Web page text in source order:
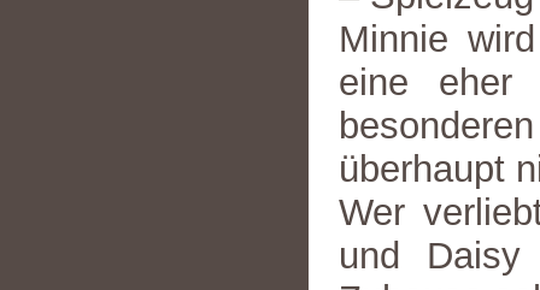
Minnie
eine eher
überhaupt
Wer
und Daisy